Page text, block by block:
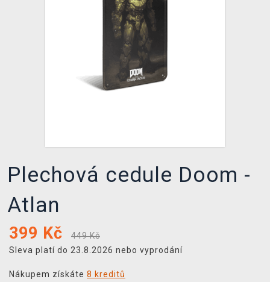
TCG & BOARDGAME HUB
Plechová cedule Doom -
Atlan
399 Kč
449 Kč
Sleva platí do 23.8.2026 nebo vyprodání
Nákupem získáte 8 kreditů